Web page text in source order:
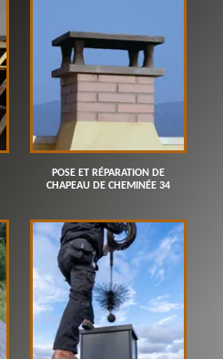
POSE ET RÉPARATION DE
CHAPEAU DE CHEMINÉE 34